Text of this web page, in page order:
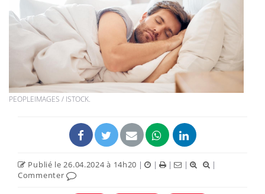
PEOPLEIMAGES / ISTOCK.
Publié le 26.04.2024 à 14h20 | | | |
|
Commenter